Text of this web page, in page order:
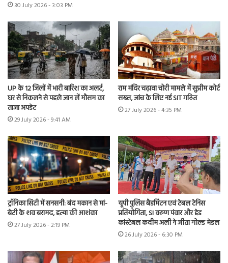
30 July 2026 - 3:03 PM
UP के 12 जिलों में भारी बारिश का अलर्ट,
घर से निकलने से पहले जान लें मौसम का
ताजा अपडेट
29 July 2026 - 9:41 AM
राम मंदिर चढ़ावा चोरी मामले में सुप्रीम कोर्ट
सख्त, जांच के लिए नई SIT गठित
27 July 2026 - 4:35 PM
ट्रॉनिका सिटी में सनसनी: बंद मकान से मां-
बेटी के शव बरामद, हत्या की आशंका
27 July 2026 - 2:19 PM
यूपी पुलिस बैडमिंटन एवं टेबल टेनिस
प्रतियोगिता, SI वरुण पंवार और हेड
कांस्टेबल कदीम अली ने जीता गोल्ड मेडल
26 July 2026 - 6:30 PM